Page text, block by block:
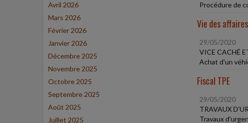
Avril 2026
Mars 2026
Février 2026
Janvier 2026
Décembre 2025
Novembre 2025
Octobre 2025
Septembre 2025
Août 2025
Juillet 2025
Procédure de
Vie des affaires
29/05/2020
VICE CACHÉ
Achat d'un
Fiscal TPE
29/05/2020
TRAVAUX
Travaux